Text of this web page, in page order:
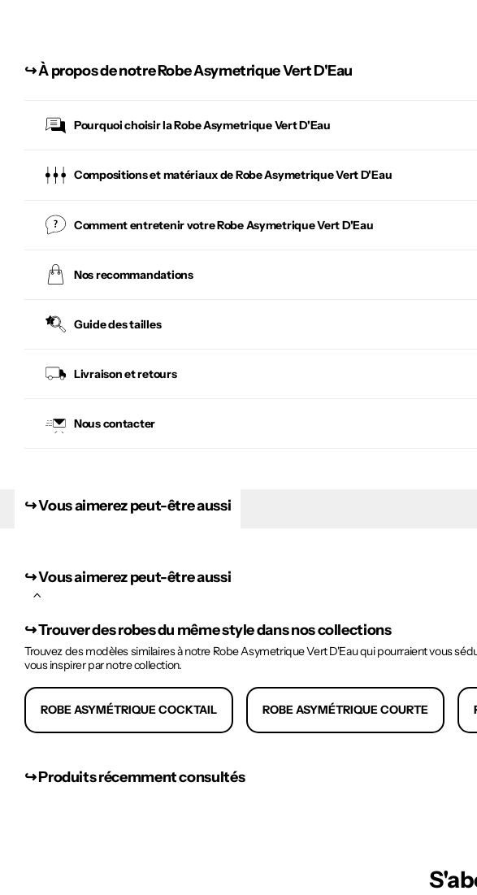
↪︎À propos de notre Robe Asymetrique Vert D'Eau
Pourquoi choisir laRobe Asymetrique Vert D'Eau
Compositions et matériaux de Robe Asymetrique Vert D'Eau
Comment entretenir votreRobe Asymetrique Vert D'Eau
Nos recommandations
Guide des tailles
Livraison et retours
Nous contacter
↪︎ Vous aimerez peut-être aussi
↪︎ Vous aimerez peut-être aussi
↪︎Trouver des robes du même style dans nos collections
Trouvez des modèles similaires à notre Robe Asymetrique Vert D'Eau qui pourraient vous
vous inspirer par notre collection.
ROBE ASYMÉTRIQUE COCKTAIL ROBE ASYMÉTRIQUE COURTE
↪︎ Produits récemment consultés